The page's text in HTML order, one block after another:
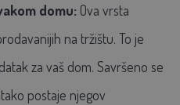
domu: Ova vrsta
na tržištu. To je
za vaš dom. Savršeno se
postaje njegov